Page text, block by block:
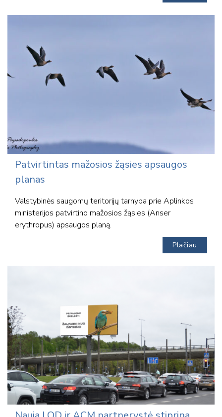
Patvirtintas mažosios žąsies apsaugos
planas
Valstybinės saugomų teritorijų tarnyba prie Aplinkos
ministerijos patvirtino mažosios žąsies (Anser
erythropus) apsaugos planą.
Plačiau